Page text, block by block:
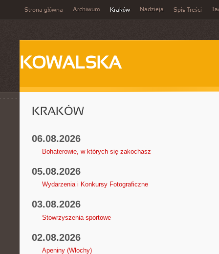
Strona główna Archiwum Kraków Nadzieja Spis Treści
KOWALSKA
KRAKÓW
06.08.2026
Bohaterowie, w których się zakochasz
05.08.2026
Wydarzenia i Konkursy Fotograficzne
03.08.2026
Stowrzyszenia sportowe
02.08.2026
Apeniny (Włochy)